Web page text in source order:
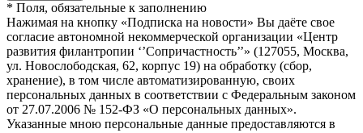
* Поля, обязательные к заполнению
Нажимая на кнопку «Подписка на новости» Вы даёте свое
согласие автономной некоммерческой организации «Центр
развития филантропии ‘’Сопричастность’’» (127055, Москва,
ул. Новослободская, 62, корпус 19) на обработку (сбор,
хранение), в том числе автоматизированную, своих
персональных данных в соответствии с Федеральным законом
от 27.07.2006 № 152-ФЗ «О персональных данных».
Указанные мною персональные данные предоставляются в